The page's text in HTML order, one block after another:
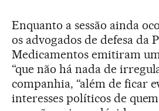
Enquanto a sessão ainda
os advogados de defesa da
Medicamentos emitiram
“que não há nada de
companhia, “além de ficar
interesses políticos de